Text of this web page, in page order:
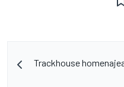
Trackhouse